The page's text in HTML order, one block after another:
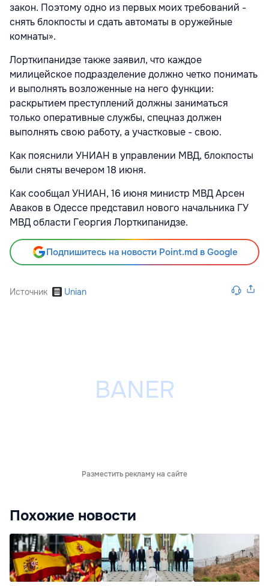
закон. Поэтому одно из первых моих требований -
снять блокпосты и сдать автоматы в оружейные
комнаты».
Лорткипанидзе также заявил, что каждое
милицейское подразделение должно четко понимать
и выполнять возложенные на него функции:
раскрытием преступлений должны заниматься
только оперативные службы, спецназ должен
выполнять свою работу, а участковые - свою.
Как пояснили УНИАН в управлении МВД, блокпосты
были сняты вечером 18 июня.
Как сообщал УНИАН, 16 июня министр МВД Арсен
Аваков в Одессе представил нового начальника ГУ
МВД области Георгия Лорткипанидзе.
Подпишитесь на новости Point.md в Google
Источник Unian
Разместить рекламу на сайте
Похожие новости